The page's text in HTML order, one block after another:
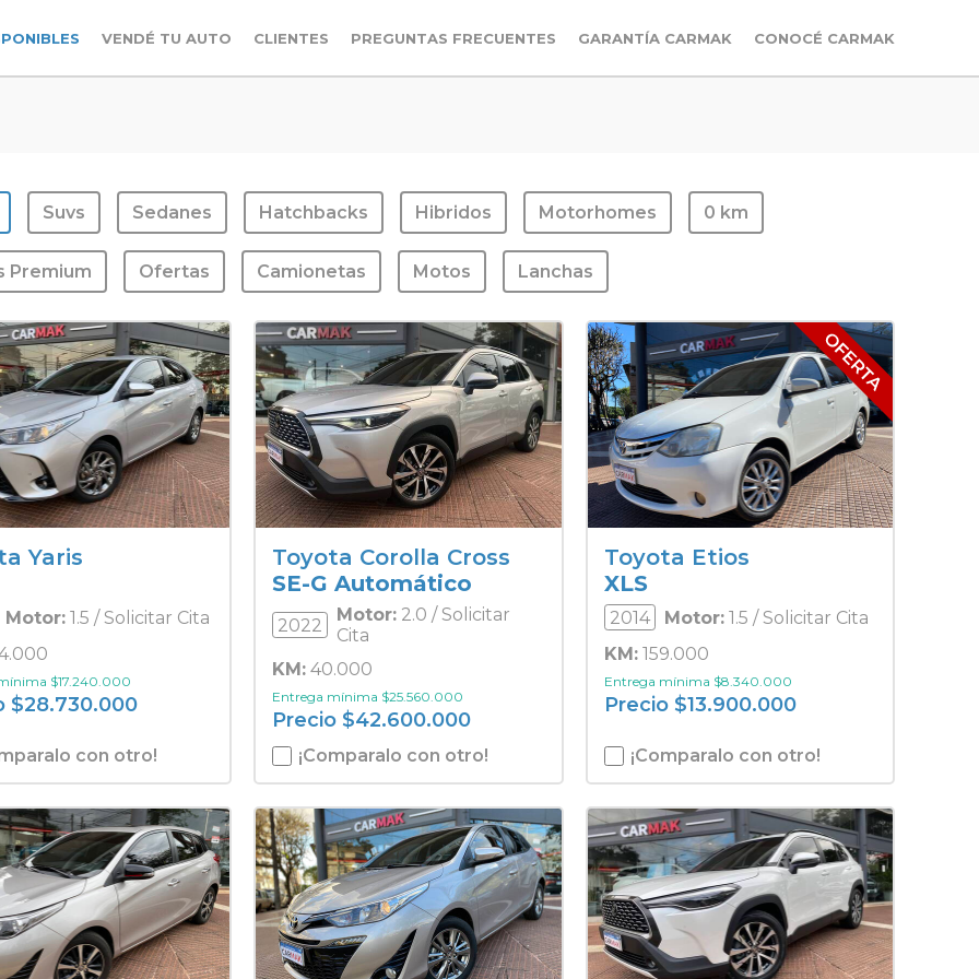
VENDÉ TU AUTO CLIENTES PREGUNTAS FRECUENTES GARANTÍA CARMAK CONOCÉ CARMAK
Suvs Sedanes Hatchbacks Hibridos Motorhomes 0 km
Premium Ofertas Camionetas Motos Lanchas
Yaris
Motor: 1.5 / Solicitar Cita
$17.240.000
$28.730.000
con otro!
Toyota Corolla Cross
SE-G Automático
2022 Motor: 2.0 / Solicitar
Cita
KM: 40.000
Entrega mínima $25.560.000
Precio $42.600.000
¡Comparalo con otro!
Toyota Etios
XLS
2014 Motor:1.5 / Solicitar Cita
KM:159.000
Entrega mínima $8.340.000
Precio $13.900.000
¡Comparalo con otro!